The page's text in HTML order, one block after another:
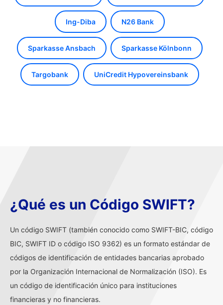
Ing-Diba N26 Bank
Sparkasse Ansbach Sparkasse Kölnbonn
Targobank UniCredit Hypovereinsbank
¿Qué es un Código SWIFT?
Un código SWIFT (también conocido como SWIFT-BIC, código
BIC, SWIFT ID o código ISO 9362) es un formato estándar de
códigos de identificación de entidades bancarias aprobado
por la Organización Internacional de Normalización (ISO). Es
un código de identificación único para instituciones
financieras y no financieras.